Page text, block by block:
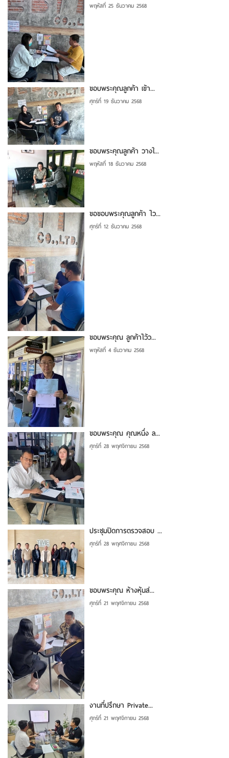
พฤหัสที่ 25 ธันวาคม 2568
ขอบพระคุณลูกค้า เข้า...
ศุกร์ที่ 19 ธันวาคม 2568
ขอบพระคุณลูกค้า วางใ...
พฤหัสที่ 18 ธันวาคม 2568
ขอขอบพระคุณลูกค้า ไว...
ศุกร์ที่ 12 ธันวาคม 2568
ขอบพระคุณ ลูกค้าไว้ว...
พฤหัสที่ 4 ธันวาคม 2568
ขอบพระคุณ คุณหนึ่ง ล...
ศุกร์ที่ 28 พฤศจิกายน 2568
ประชุมปิดการตรวจสอบ ...
ศุกร์ที่ 28 พฤศจิกายน 2568
ขอบพระคุณ ห้างหุ้นส่...
ศุกร์ที่ 21 พฤศจิกายน 2568
งานที่ปรึกษา Private...
ศุกร์ที่ 21 พฤศจิกายน 2568